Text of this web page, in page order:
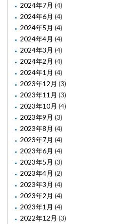
2024年7月 (4)
2024年6月 (4)
2024年5月 (4)
2024年4月 (4)
2024年3月 (4)
2024年2月 (4)
2024年1月 (4)
2023年12月 (3)
2023年11月 (3)
2023年10月 (4)
2023年9月 (3)
2023年8月 (4)
2023年7月 (4)
2023年6月 (4)
2023年5月 (3)
2023年4月 (2)
2023年3月 (4)
2023年2月 (4)
2023年1月 (4)
2022年12月 (3)